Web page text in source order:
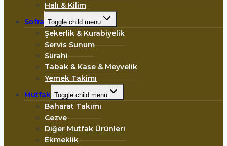
Halı & Kilim
Sofra Toggle child menu
Şekerlik & Kurabiyelik
Servis Sunum
Sürahi
Tabak & Kase & Meyvelik
Yemek Takimı
Mutfak Toggle child menu
Baharat Takımı
Cezve
Diğer Mutfak Ürünleri
Ekmeklik